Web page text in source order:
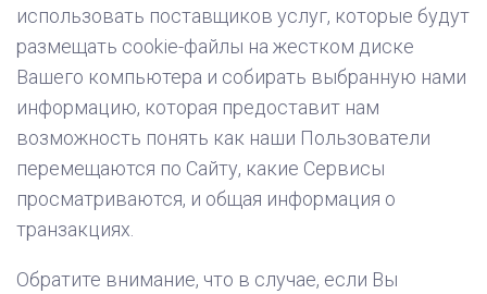
использовать поставщиков услуг, которые будут
размещать cookie-файлы на жестком диске
Вашего компьютера и собирать выбранную нами
информацию, которая предоставит нам
возможность понять как наши Пользователи
перемещаются по Сайту, какие Сервисы
просматриваются, и общая информация о
транзакциях.
Обратите внимание, что в случае, если Вы